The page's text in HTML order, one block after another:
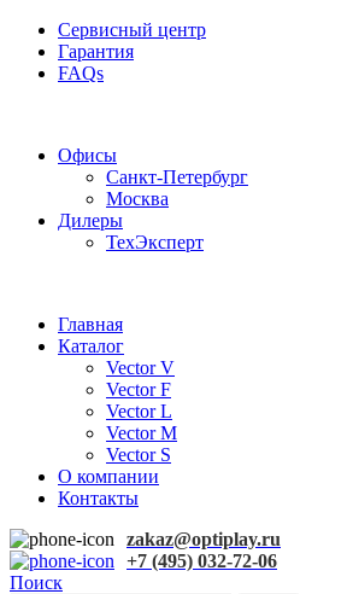
Сервисный центр
Гарантия
FAQs
Офисы
Санкт-Петербург
Москва
Дилеры
ТехЭксперт
Главная
Каталог
Vector V
Vector F
Vector L
Vector M
Vector S
О компании
Контакты
zakaz@optiplay.ru
+7 (495) 032-72-06
Поиск